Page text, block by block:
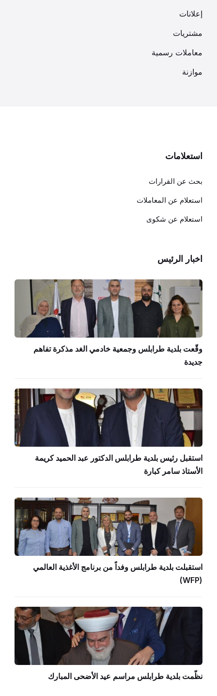
إعلانات
مشتريات
معاملات رسمية
موازنة
استعلامات
بحث عن القرارات
استعلام عن المعاملات
استعلام عن شكوى
اخبار الرئيس
وقّعت بلدية طرابلس وجمعية خادمي الغد مذكرة تفاهم
جديدة
استقبل رئيس بلدية طرابلس الدكتور عبد الحميد كريمة
الأستاذ سامر كبارة
استقبلت بلدية طرابلس وفداً من برنامج الأغذية العالمي
(WFP)
نظّمت بلدية طرابلس مراسم عيد الأضحى المبارك